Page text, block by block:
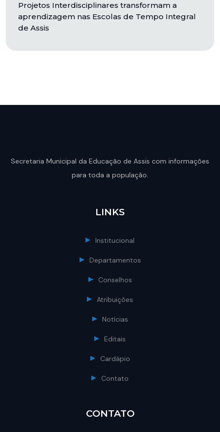
Projetos Interdisciplinares transformam a
aprendizagem nas Escolas de Tempo Integral
de Assis
Secretaria Municipal da Educação de Assis com informações
para toda a população.
LINKS
Institucional
Departamentos
Conselhos
Atribuições
Notícias
Editais
Cardápio
Contato
CONTATO